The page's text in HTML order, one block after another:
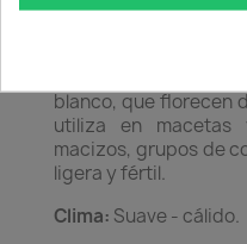
color verde
blanco, que florecen
utiliza en
macizos, grupos de
ligera y fértil.
Clima: Suave - cálido.